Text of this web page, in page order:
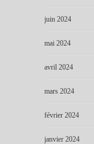
juin 2024
mai 2024
avril 2024
mars 2024
février 2024
janvier 2024